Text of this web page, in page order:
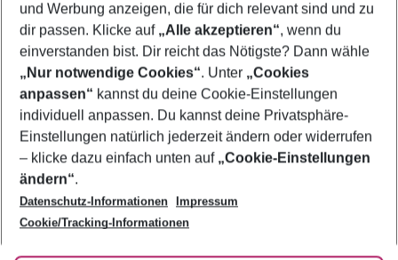
Footer
Footer navigation
Über uns
AGB
Bestpreisgarantie
Cookie-Einstellungen ändern
Cookie-Richtlinie
Agenturbetreuung
Barrierefreies Reisen
Folge uns
und Werbung anzeigen, die für dich relevant sind und zu
dir passen. Klicke auf „Alle akzeptieren“, wenn du
einverstanden bist. Dir reicht das Nötigste? Dann wähle
„Nur notwendige Cookies“. Unter „Cookies
anpassen“ kannst du deine Cookie-Einstellungen
individuell anpassen. Du kannst deine Privatsphäre-
Einstellungen natürlich jederzeit ändern oder widerrufen
– klicke dazu einfach unten auf „Cookie-Einstellungen
ändern“.
Datenschutz-Informationen
Impressum
Cookie/Tracking-Informationen